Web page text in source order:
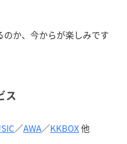
か、今からが楽しみです
ス
／AWA／KKBOX他